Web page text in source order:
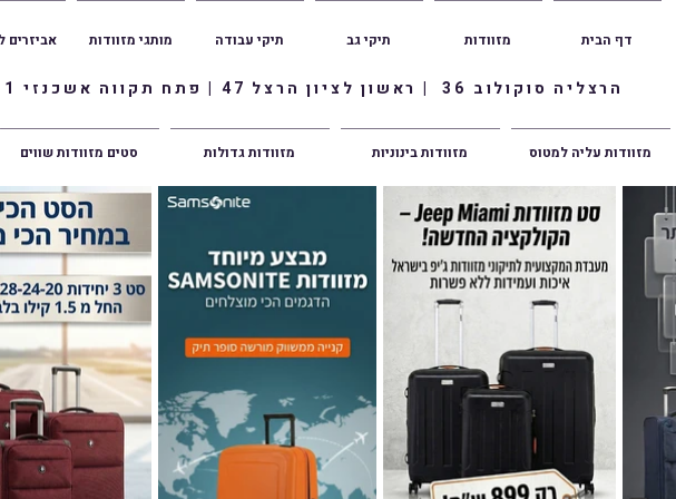
הרצליה סוקולוב 36 | ראשון לציון הרצל 47 | פתח תקווה אשכנזי 1
אביזרים מותגי מזוודות תיקי עבודה תיקי גב מזוודות דף הבית
סטים מזוודות שווים מזוודות גדולות מזוודות בינוניות מזוודות עליה למטוס